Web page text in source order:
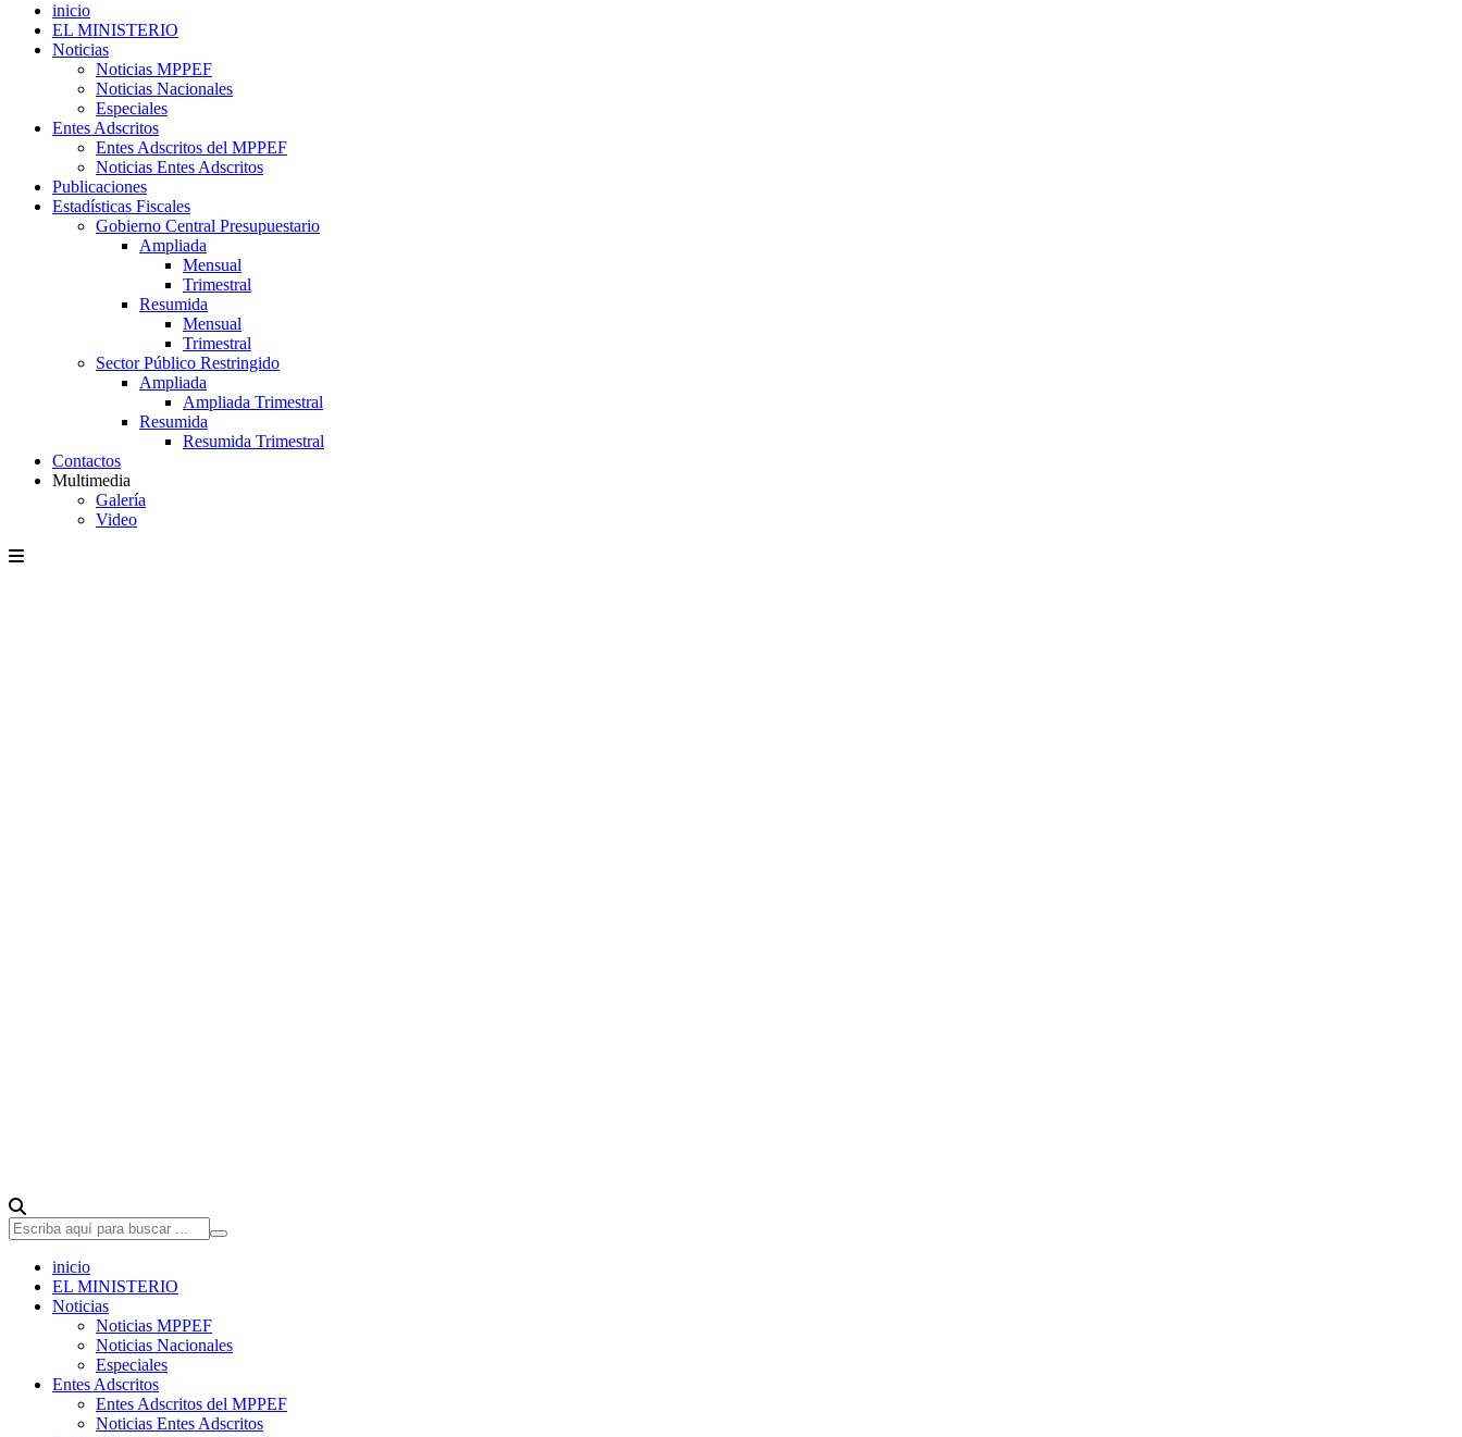
inicio
EL MINISTERIO
Noticias
Noticias MPPEF
Noticias Nacionales
Especiales
Entes Adscritos
Entes Adscritos del MPPEF
Noticias Entes Adscritos
Publicaciones
Estadísticas Fiscales
Gobierno Central Presupuestario
Ampliada
Mensual
Trimestral
Resumida
Mensual
Trimestral
Sector Público Restringido
Ampliada
Ampliada Trimestral
Resumida
Resumida Trimestral
Contactos
Multimedia
Galería
Video
inicio
EL MINISTERIO
Noticias
Noticias MPPEF
Noticias Nacionales
Especiales
Entes Adscritos
Entes Adscritos del MPPEF
Noticias Entes Adscritos